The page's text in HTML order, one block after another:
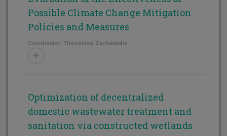
Possible Climate Change Mitigation
Policies and Measures
Coordinator: Theodoros Zachariadis
Optimization of decentralized
domestic wastewater treatment and
sanitation via constructed wetlands